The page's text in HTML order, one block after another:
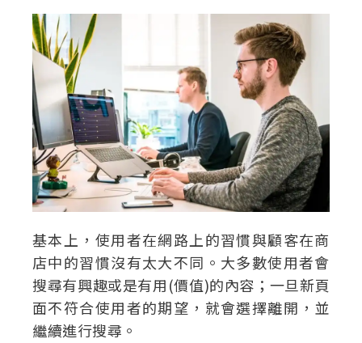
基本上，使用者在網路上的習慣與顧客在商
店中的習慣沒有太大不同。大多數使用者會
搜尋有興趣或是有用(價值)的內容；一旦新頁
面不符合使用者的期望，就會選擇離開，並
繼續進行搜尋。